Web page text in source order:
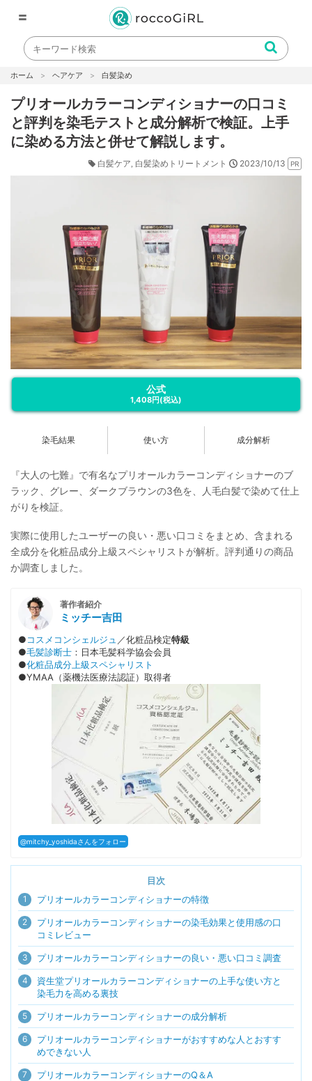
〓
ホーム ヘアケア 白髪染め
プリオールカラーコンディショナーの口コミ
と評判を染毛テストと成分解析で検証。上手
に染める方法と併せて解説します。
白髪ケア 白髪染めトリートメント 2023/10/13
公式
1,408円(税込)
染毛結果 使い方 成分解析
『大人の七難』で有名なプリオールカラーコンディショナーのブ
ラック、グレー、ダークブラウンの3色を、人毛白髪で染めて仕上
がりを検証。
実際に使用したユーザーの良い・悪い口コミをまとめ、含まれる
全成分を化粧品成分上級スペシャリストが解析。評判通りの商品
か調査しました。
著作者紹介
ミッチー吉田
●コスメコンシェルジュ ／化粧品検定特級
●毛髪診断士 ：日本毛髪科学協会会員
●化粧品成分上級スペシャリスト
●YMAA（薬機法医療法認証）取得者
@mitchy_yoshidaさんをフォロー
目次
1 プリオールカラーコンディショナーの特徴
2
プリオールカラーコンディショナーの染毛効果と使用感の口
コミレビュー
3 プリオールカラーコンディショナーの良い・悪い口コミ調査
4
資生堂プリオールカラーコンディショナーの上手な使い方と
染毛力を高める裏技
5 プリオールカラーコンディショナーの成分解析
6
プリオールカラーコンディショナーがおすすめな人とおすす
めできない人
7 プリオールカラーコンディショナーのQ＆A